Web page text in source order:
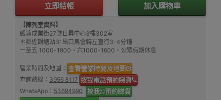
立即結帳 加入購物車
【陳列室資料】
觀塘成業街27號日昇中心3樓302室
＊鄰近觀塘站B1出口馬會轉左直行3-4分鐘
一至五 1000-1900、六1000-1600、公眾假期休息
營業時間及地圖： 查看營業時間及地圖
查詢熱線： 3956 8117 按我電話預約睇貨
WhatsApp： 53694990 按我 預約睇貨